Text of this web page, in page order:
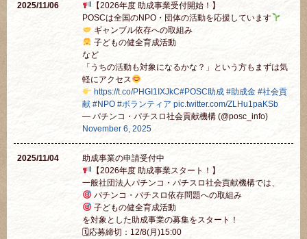
2025/11/06
【2026年度 助成事業受付開始！】
POSCは全国のNPO・団体の活動を応援しています
ギャンブル依存への取組み
子どもの健全育成活動
など
「うちの活動も対象になるかな？」という方もまずは気
軽にアクセス
https://t.co/PHGI1IXJkC#POSC助成 #助成金 #社会貢
献 #NPO #ボランティア pic.twitter.com/ZLHu1paKSb
— パチンコ・パチスロ社会貢献機構 (@posc_info)
November 6, 2025
2025/11/04
助成事業の申請受付中
【2026年度 助成事業スタート！】
一般社団法人パチンコ・パチスロ社会貢献機構では、
パチンコ・パチスロ依存問題への取組み
子どもの健全育成活動
を対象とした助成事業の募集をスタート！
🗓応募締切：12/8(月)15:00